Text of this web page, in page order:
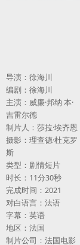
导演：徐海川
编剧：徐海川
主演：威廉·邦纳 本·
吉雷尔德
制片人：莎拉·埃齐恩
摄影：理查德·杜克罗
斯
类型：剧情短片
时长：11分30秒
完成时间：2021
对白语言：法语
字幕：英语
地区：法国
制片公司：法国电影